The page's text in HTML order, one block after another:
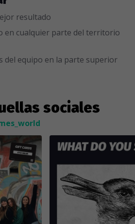
resultado
en cualquier parte del territorio
del equipo en la parte superior
sociales